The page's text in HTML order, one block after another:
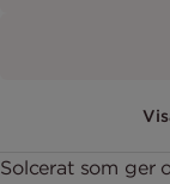
Solcerat som ger